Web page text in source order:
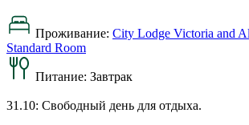
Проживание: City Lodge Victoria and
Standard Room
Питание: Завтрак
31.10: Свободный день для отдыха.